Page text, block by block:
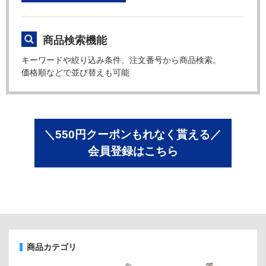
商品検索機能
キーワードや絞り込み条件、注文番号から商品検索。
価格順などで並び替えも可能
＼550円クーポンもれなく貰える／
会員登録はこちら
商品カテゴリ